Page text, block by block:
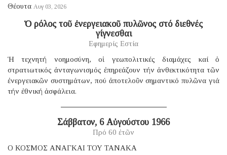
Θέουτα Αυγ 03, 2026
Ὁ ρόλος τοῦ ἐνεργειακοῦ πυλῶνος στό διεθνές
γίγνεσθαι
Εφημερίς Εστία
Ἡ τεχνητή νοημοσύνη, οἱ γεωπολιτικές διαμάχες καί ὁ
στρατιωτικός ἀνταγωνισμός ἐπηρεάζουν τήν ἀνθεκτικότητα τῶν
ἐνεργειακῶν συστημάτων, πού ἀποτελοῦν σημαντικό πυλῶνα γιά
τήν ἐθνική ἀσφάλεια.
Σάββατον, 6 Αὐγούστου 1966
Πρό 60 ἐτῶν
Ο ΚΟΣΜΟΣ ΑΝΑΓΚΑΙ ΤΟΥ ΤΑΝΑΚΑ